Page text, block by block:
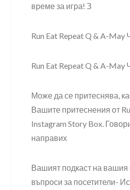
време за игра! З
Run Eat Repeat Q & A-May
Run Eat Repeat Q & A-May
Може да се притеснява,
Вашите притеснения от
Instagram Story Box.
направих
Вашият подкаст на вашия
въпроси за посетители-